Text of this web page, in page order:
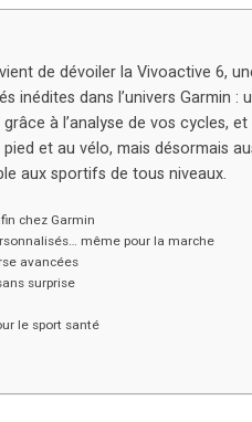
de dévoiler la Vivoactive 6,
inédites dans l’univers Garmin
à l’analyse de vos cycles,
et au vélo, mais désormais
aux sportifs de tous niveaux.
chez Garmin
même pour la marche
avancées
surprise
le sport santé